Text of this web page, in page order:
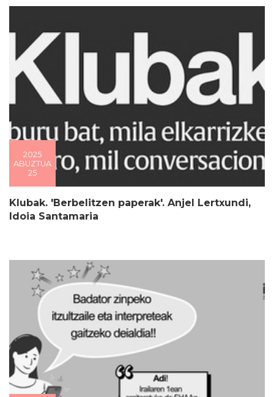
2025
ABUZTUA
25
Klubak. 'Berbelitzen paperak'. Anjel Lertxundi,
Idoia Santamaria